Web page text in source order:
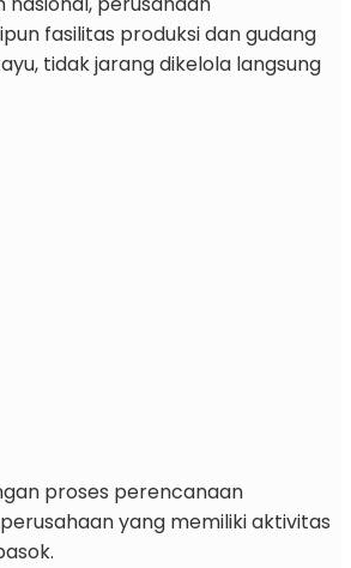
fasilitas produksi dan gudang
tidak jarang dikelola langsung
proses perencanaan
yang memiliki aktivitas